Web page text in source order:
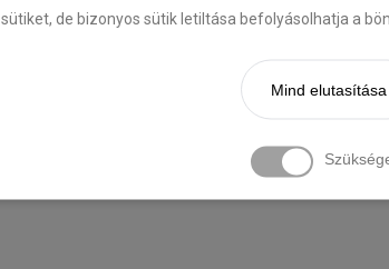
sütiket, de bizonyos sütik letiltása befolyásolhatja a
Mind elutasítása